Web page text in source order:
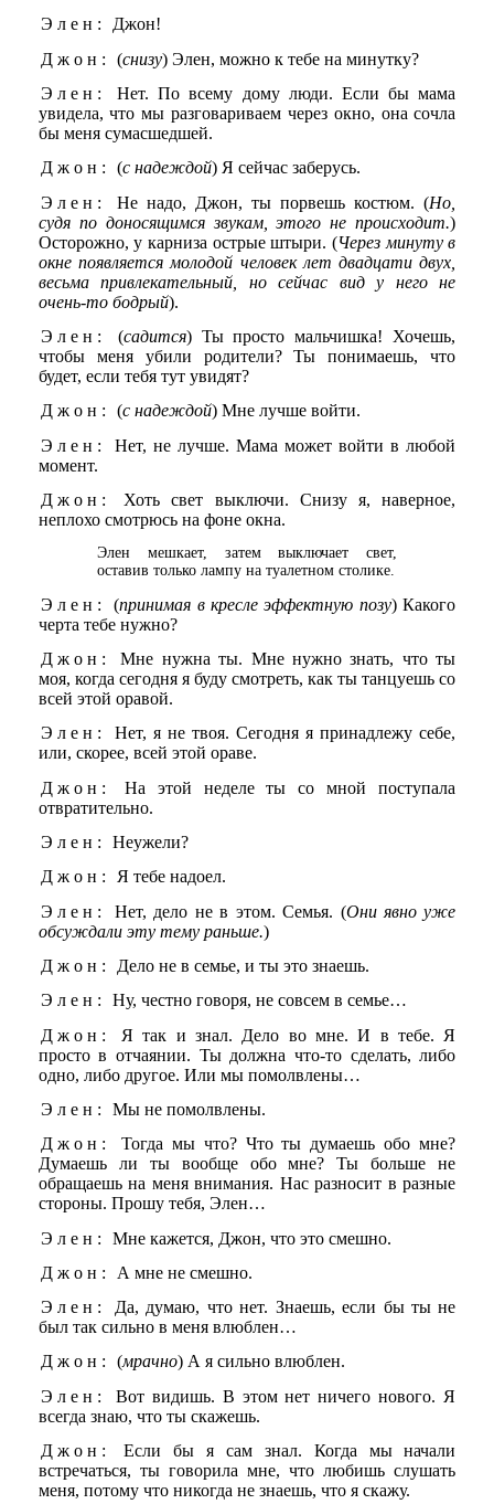
Элен:
Джон!
Джон:
(снизу) Элен, можно к тебе на минутку?
Элен:
Нет. По всему дому люди. Если бы мама
увидела, что мы разговариваем через окно, она сочла
бы меня сумасшедшей.
Джон:
(с надеждой) Я сейчас заберусь.
Элен:
Не надо, Джон, ты порвешь костюм. (Но,
судя по доносящимся звукам, этого не происходит.)
Осторожно, у карниза острые штыри. (Через минуту в
окне появляется молодой человек лет двадцати двух,
весьма привлекательный, но сейчас вид у него не
очень-то бодрый).
Элен:
(садится) Ты просто мальчишка! Хочешь,
чтобы меня убили родители? Ты понимаешь, что
будет, если тебя тут увидят?
Джон:
(с надеждой) Мне лучше войти.
Элен:
Нет, не лучше. Мама может войти в любой
момент.
Джон:
Хоть свет выключи. Снизу я, наверное,
неплохо смотрюсь на фоне окна.
Элен мешкает, затем выключает свет,
оставив только лампу на туалетном столике.
Элен: (принимая в кресле эффектную позу) Какого
черта тебе нужно?
Джон:
Мне нужна ты. Мне нужно знать, что ты
моя, когда сегодня я буду смотреть, как ты танцуешь со
всей этой оравой.
Элен:
Нет, я не твоя. Сегодня я принадлежу себе,
или, скорее, всей этой ораве.
Джон:
На этой неделе ты со мной поступала
отвратительно.
Элен:
Неужели?
Джон:
Я тебе надоел.
Элен:
Нет, дело не в этом. Семья. (Они явно уже
обсуждали эту тему раньше.)
Джон:
Дело не в семье, и ты это знаешь.
Элен:
Ну, честно говоря, не совсем в семье…
Джон:
Я так и знал. Дело во мне. И в тебе. Я
просто в отчаянии. Ты должна что-то сделать, либо
одно, либо другое. Или мы помолвлены…
Элен:
Мы не помолвлены.
Джон:
Тогда мы что? Что ты думаешь обо мне?
Думаешь ли ты вообще обо мне? Ты больше не
обращаешь на меня внимания. Нас разносит в разные
стороны. Прошу тебя, Элен…
Элен:
Мне кажется, Джон, что это смешно.
Джон:
А мне не смешно.
Элен:
Да, думаю, что нет. Знаешь, если бы ты не
был так сильно в меня влюблен…
Джон:
(мрачно) А я сильно влюблен.
Элен:
Вот видишь. В этом нет ничего нового. Я
всегда знаю, что ты скажешь.
Джон:
Если бы я сам знал. Когда мы начали
встречаться, ты говорила мне, что любишь слушать
меня, потому что никогда не знаешь, что я скажу.